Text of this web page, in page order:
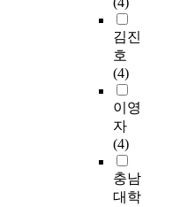
김진
호
(4)
이영
자
(4)
충남
대학